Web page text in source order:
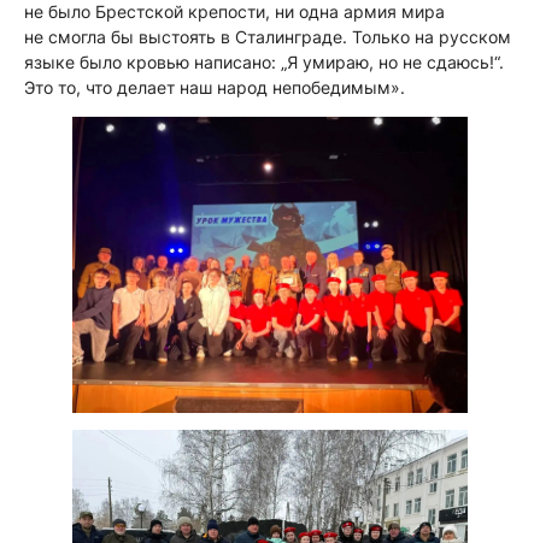
не было Брестской крепости, ни одна армия мира
не смогла бы выстоять в Сталинграде. Только на русском
языке было кровью написано: „Я умираю, но не сдаюсь!“.
Это то, что делает наш народ непобедимым».